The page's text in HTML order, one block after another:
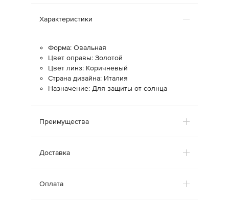
Характеристики
Форма: Овальная
Цвет оправы: Золотой
Цвет линз: Коричневый
Страна дизайна: Италия
Назначение: Для защиты от солнца
Преимущества
Доставка
Оплата